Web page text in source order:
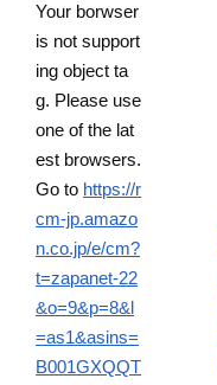
Your borwser
is not support
ing object ta
g. Please use
one of the lat
est browsers.
Go to https://r
cm-jp.amazo
n.co.jp/e/cm?
t=zapanet-22
&o=9&p=8&l
=as1&asins=
B001GXQQT